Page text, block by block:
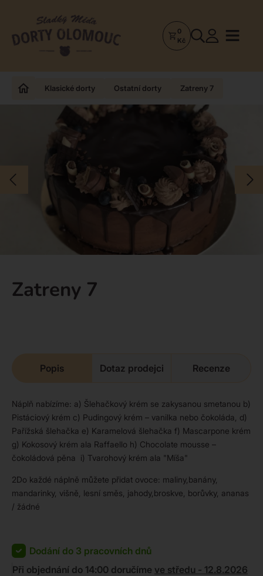
Dorty
Zakázkové
0
Kč
Klasické dorty Ostatní dorty Zatreny 7
Zatreny 7
Popis Dotaz prodejci Recenze
Náplň nabízíme: a) Šlehačkový krém se zakysanou smetanou b)
Pistáciový krém c) Pudingový krém – vanilka nebo čokoláda, d)
Pařížská šlehačka e) Karamelová šlehačka f) Mascarpone krém
g) Kokosový krém ala Raffaello h) Chocolate mousse –
čokoládová pěna i) Tvarohový krém ala "Míša"
2Do každé náplně můžete přidat ovoce: maliny,banány,
mandarinky, višně, lesní směs, jahody,broskve, borůvky, ananas
/ žádné
Dodání do 3 pracovních dnů
Při objednání do 14:00 doručíme ve středu - 12.8.2026